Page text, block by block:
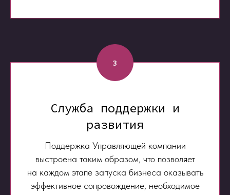
3
Служба поддержки и
развития
Поддержка Управляющей компании
выстроена таким образом, что позволяет
на каждом этапе запуска бизнеса оказывать
эффективное сопровождение, необходимое